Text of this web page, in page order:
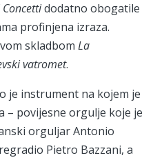
dodatno obogatile
profinjena izraza.
skladbom La
vatromet.
je instrument na kojem je
– povijesne orgulje koje je
orguljar Antonio
Pietro Bazzani, a